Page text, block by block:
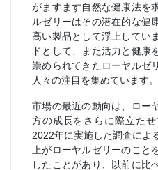
がますます自然な健康法を
ルゼリーはその潜在的な健
高い製品として浮上してい
ドとして、また活力と健康
崇められてきたローヤルゼ
人々の注目を集めています。
市場の最近の動向は、ロー
方の成長をさらに際立た
2022年に実施した調査によ
上がローヤルゼリーのこと
したことがあり、以前に比